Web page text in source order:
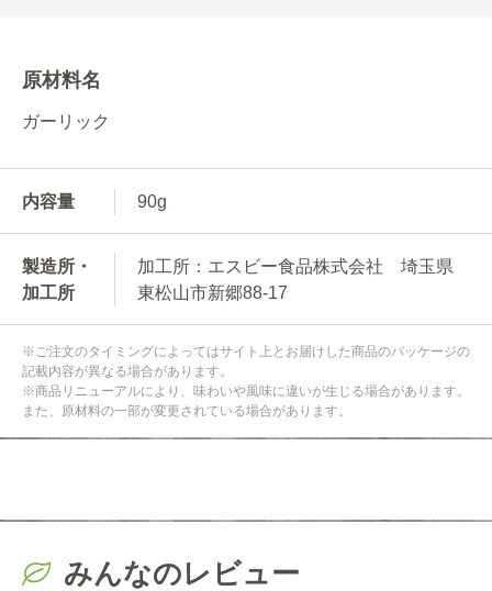
原材料名
ガーリック
内容量 90g
製造所・
加工所
加工所：エスビー食品株式会社 埼玉県
東松山市新郷88-17
※ご注文のタイミングによってはサイト上とお届けした商品のパッケージの
記載内容が異なる場合があります。
※商品リニューアルにより、味わいや風味に違いが生じる場合があります。
また、原材料の一部が変更されている場合があります。
みんなのレビュー